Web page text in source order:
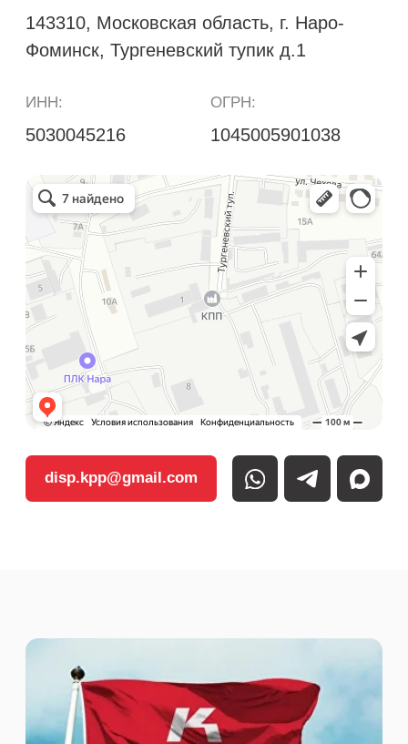
Я согласен с Политикой
конфиденциальности
Отправить
+7 929 658 90 01 disp.kpp@gmail.com